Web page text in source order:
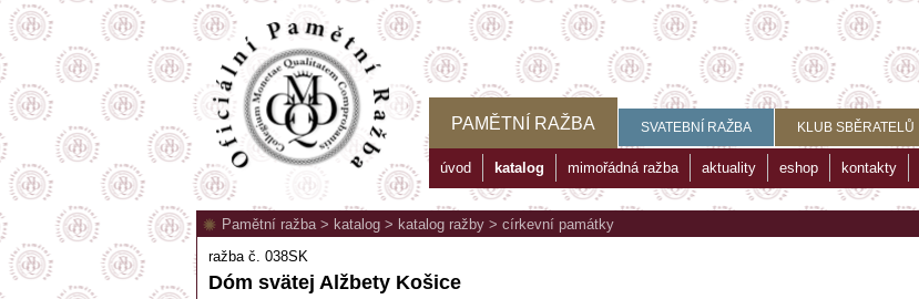
PAMĚTNÍ RAŽBA SVATEBNÍ RAŽBA KLUB SBĚRATELŮ
úvod katalog mimořádná ražba aktuality eshop kontakty
Pamětní ražba> katalog > katalog ražby > církevní památky
ražba č. 038SK
Dóm svätej Alžbety Košice